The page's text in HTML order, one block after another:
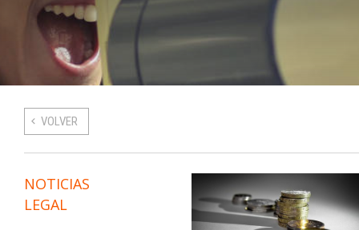
VOLVER
NOTICIAS
LEGAL